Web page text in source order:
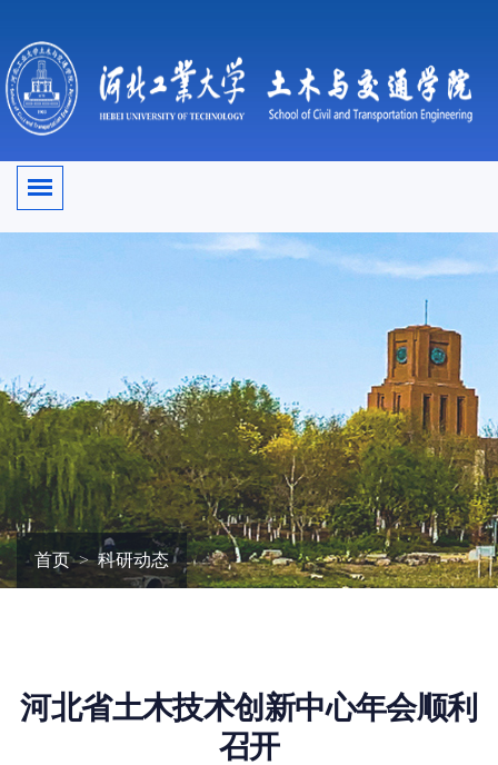
首页 科研动态
河北省土木技术创新中心年会顺利
召开